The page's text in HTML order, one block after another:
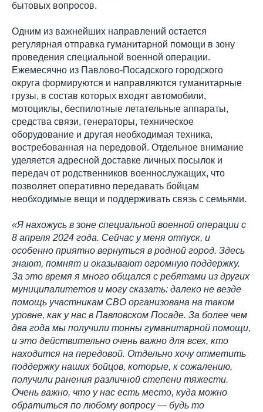
бытовых вопросов.
Одним из важнейших направлений остается
регулярная отправка гуманитарной помощи в зону
проведения специальной военной операции.
Ежемесячно из Павлово-Посадского городского
округа формируются и направляются гуманитарные
грузы, в состав которых входят автомобили,
мотоциклы, беспилотные летательные аппараты,
средства связи, генераторы, техническое
оборудование и другая необходимая техника,
востребованная на передовой. Отдельное внимание
уделяется адресной доставке личных посылок и
передач от родственников военнослужащих, что
позволяет оперативно передавать бойцам
необходимые вещи и поддерживать связь с семьями.
«Я нахожусь в зоне специальной военной операции с
8 апреля 2024 года. Сейчас у меня отпуск, и
особенно приятно вернуться в родной город. Здесь
знают, помнят и оказывают огромную поддержку.
За это время я много общался с ребятами из других
муниципалитетов и могу сказать: далеко не везде
помощь участникам СВО организована на таком
уровне, как у нас в Павловском Посаде. За более чем
два года мы получили тонны гуманитарной помощи,
и это действительно очень важно для всех, кто
находится на передовой. Отдельно хочу отметить
поддержку наших бойцов, которые, к сожалению,
получили ранения различной степени тяжести.
Очень важно, что у нас есть место, куда можно
обратиться по любому вопросу — будь то